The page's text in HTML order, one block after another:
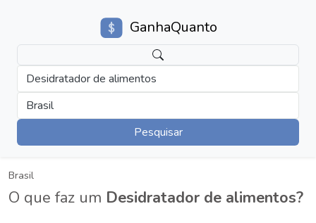
GanhaQuanto
Desidratador de alimentos
Brasil
Pesquisar
Brasil
O que faz um Desidratador de alimentos?